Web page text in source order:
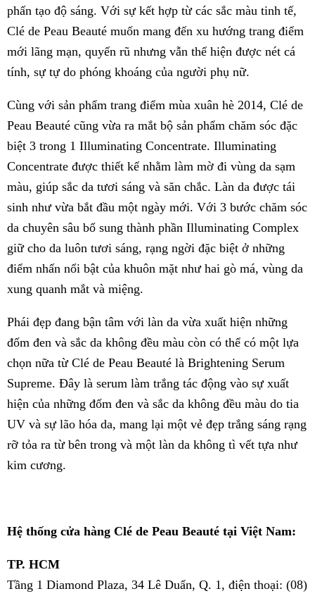
phấn tạo độ sáng. Với sự kết hợp từ các sắc màu tinh tế,
Clé de Peau Beauté muốn mang đến xu hướng trang điểm
mới lãng mạn, quyến rũ nhưng vẫn thể hiện được nét cá
tính, sự tự do phóng khoáng của người phụ nữ.
Cùng với sản phẩm trang điểm mùa xuân hè 2014, Clé de
Peau Beauté cũng vừa ra mắt bộ sản phẩm chăm sóc đặc
biệt 3 trong 1 Illuminating Concentrate. Illuminating
Concentrate được thiết kế nhằm làm mờ đi vùng da sạm
màu, giúp sắc da tươi sáng và săn chắc. Làn da được tái
sinh như vừa bắt đầu một ngày mới. Với 3 bước chăm sóc
da chuyên sâu bổ sung thành phần Illuminating Complex
giữ cho da luôn tươi sáng, rạng ngời đặc biệt ở những
điểm nhấn nổi bật của khuôn mặt như hai gò má, vùng da
xung quanh mắt và miệng.
Phái đẹp đang bận tâm với làn da vừa xuất hiện những
đốm đen và sắc da không đều màu còn có thể có một lựa
chọn nữa từ Clé de Peau Beauté là Brightening Serum
Supreme. Đây là serum làm trắng tác động vào sự xuất
hiện của những đốm đen và sắc da không đều màu do tia
UV và sự lão hóa da, mang lại một vẻ đẹp trắng sáng rạng
rỡ tỏa ra từ bên trong và một làn da không tì vết tựa như
kim cương.
Hệ thống cửa hàng Clé de Peau Beauté tại Việt Nam:
TP. HCM
Tầng 1 Diamond Plaza, 34 Lê Duẩn, Q. 1, điện thoại: (08)